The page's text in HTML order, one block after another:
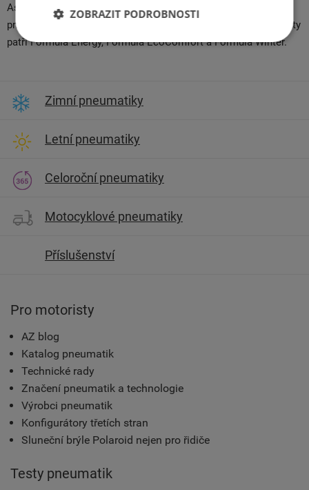
Asie a Ameriky. Formula nabízí širokou škálu osobních
pneumatik pro různé typy vozidel. Mezi nejpopulárnější produkty
patří Formula Energy, Formula EcoComfort a Formula Winter.
Zimní pneumatiky
Letní pneumatiky
Celoroční pneumatiky
Motocyklové pneumatiky
Příslušenství
Pro motoristy
AZ blog
Katalog pneumatik
Technické rady
Značení pneumatik a technologie
Výrobci pneumatik
Konfigurátory třetích stran
Sluneční brýle Polaroid nejen pro řidiče
Testy pneumatik
ZOBRAZIT PODROBNOSTI